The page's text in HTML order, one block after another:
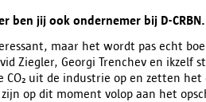
ben jij ook ondernemer bij D-
maar het wordt pas echt
Ziegler, Georgi Trenchev en ikzelf
CO₂ uit de industrie op en zetten
op dit moment volop aan het